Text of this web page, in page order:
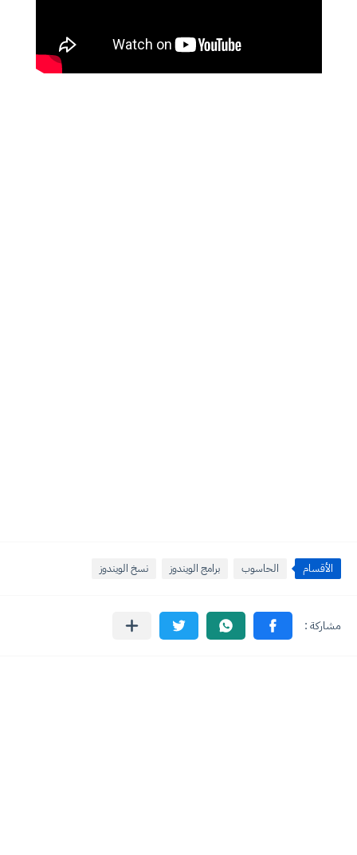
الأقسام الحاسوب برامج الويندوز نسخ الويندوز